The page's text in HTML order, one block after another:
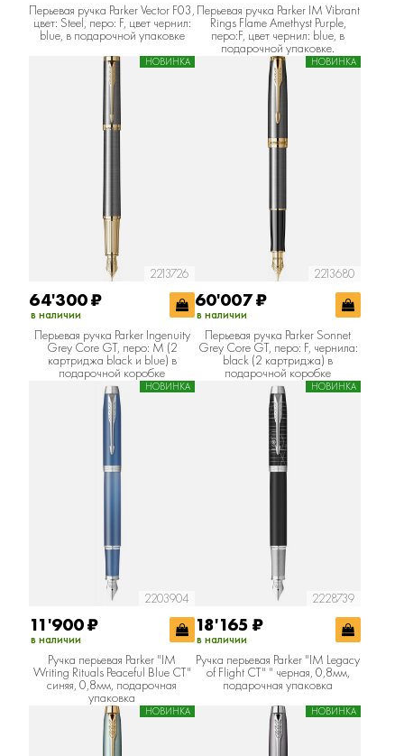
Перьевая ручка Parker Vector F03,
цвет: Steel, перо: F, цвет чернил:
blue, в подарочной упаковке
Перьевая ручка Parker IM Vibrant
Rings Flame Amethyst Purple,
перо:F, цвет чернил: blue, в
подарочной упаковке.
2213726
НОВИНКА
64'300₽
в наличии
Перьевая ручка Parker Ingenuity
Grey Core GT, перо: M (2
картриджа black и blue) в
подарочной коробке
2213680
НОВИНКА
60'007₽
в наличии
Перьевая ручка Parker Sonnet
Grey Core GT, перо: F, чернила:
black (2 картриджа) в
подарочной коробке
2203904
НОВИНКА
11'900₽
в наличии
Ручка перьевая Parker "IM
Writing Rituals Peaceful Blue CT"
синяя, 0,8мм, подарочная
упаковка
2228739
НОВИНКА
18'165 ₽
в наличии
Ручка перьевая Parker "IM Legacy
of Flight CT" " черная, 0,8мм,
подарочная упаковка
НОВИНКА НОВИНКА